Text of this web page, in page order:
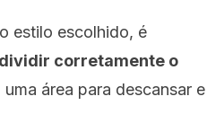
estilo escolhido, é
dividir corretamente o
uma área para descansar e